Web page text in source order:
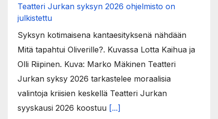
Teatteri Jurkan syksyn 2026 ohjelmisto on
julkistettu
Syksyn kotimaisena kantaesityksenä nähdään
Mitä tapahtui Oliverille?. Kuvassa Lotta Kaihua ja
Olli Riipinen. Kuva: Marko Mäkinen Teatteri
Jurkan syksy 2026 tarkastelee moraalisia
valintoja kriisien keskellä Teatteri Jurkan
syyskausi 2026 koostuu [...]